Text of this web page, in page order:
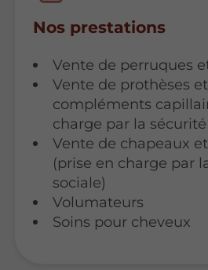
Nos prestations
Vente de perruques
Vente de prothèses
compléments
charge par la
Vente de chapeaux
(prise en charge par
sociale)
Volumateurs
Soins pour cheveux